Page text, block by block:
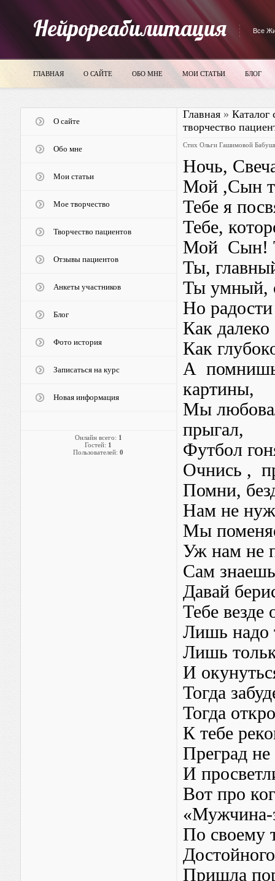
Нейрореабилитация Все
ГЛАВНАЯ О САЙТЕ ОБО МНЕ МОИ СТАТЬИ БЛОГ
О сайте
Обо мне
Мои статьи
Мое творчество
Творчество пациентов
Отзывы пациентов
Анкеты участников
Блог
Фото история
Записаться на курс
Новая информация
Онлайн всего: 1
Гостей: 1
Пользователей: 0
Главная» Каталог
творчество
Стих Ольги Гашимовой
Ночь,
Мой ,Сын
Тебе я
Тебе,
Мой Сын!
Ты,
Ты умный,
Но
Как далеко
Как
А
картины,
Мы
прыгал,
Футбол
Очнись ,
Помни,
Нам не
Мы
Уж нам не
Сам
Давай
Тебе везде
Лишь надо
Лишь
И
Тогда
Тогда
К тебе
Преград
И
Вот про
«Мужчина-
По своему
Пришла